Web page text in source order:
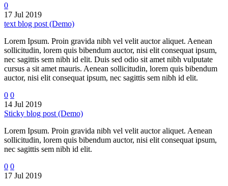
0
17 Jul 2019
text blog post (Demo)
Lorem Ipsum. Proin gravida nibh vel velit auctor aliquet. Aenean
sollicitudin, lorem quis bibendum auctor, nisi elit consequat ipsum,
nec sagittis sem nibh id elit. Duis sed odio sit amet nibh vulputate
cursus a sit amet mauris. Aenean sollicitudin, lorem quis bibendum
auctor, nisi elit consequat ipsum, nec sagittis sem nibh id elit.
0 0
14 Jul 2019
Sticky blog post (Demo)
Lorem Ipsum. Proin gravida nibh vel velit auctor aliquet. Aenean
sollicitudin, lorem quis bibendum auctor, nisi elit consequat ipsum,
nec sagittis sem nibh id elit.
0 0
17 Jul 2019